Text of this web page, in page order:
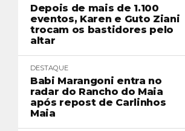
Depois de mais de 1.100
eventos, Karen e Guto Ziani
trocam os bastidores pelo
altar
DESTAQUE
Babi Marangoni entra no
radar do Rancho do Maia
após repost de Carlinhos
Maia